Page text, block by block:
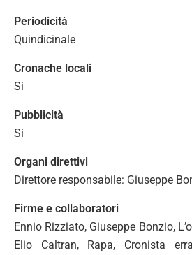
Periodicità
Quindicinale
Cronache locali
Si
Pubblicità
Si
Organi direttivi
Direttore responsabile: Giuseppe
Firme e collaboratori
Ennio Rizziato, Giuseppe Bonzio,
Elio Caltran, Rapa, Cronista